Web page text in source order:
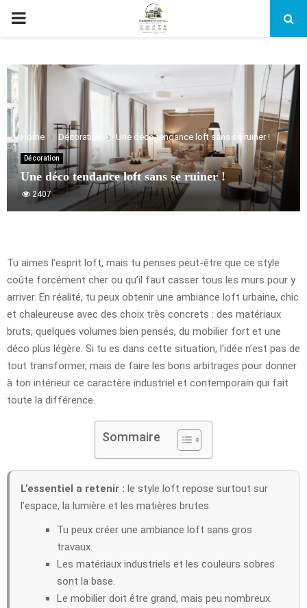
PRIMARY
Home Décoration Une déco tendance loft sans se ruiner !
Décoration
Une déco tendance loft sans se ruiner !
2407
Tu aimes l’esprit loft, mais tu penses peut-être que ce style
coûte forcément cher ou qu’il faut casser tous les murs pour y
arriver. En réalité, tu peux obtenir une ambiance loft urbaine, chic
et chaleureuse avec des choix très concrets : des matériaux
bruts, quelques volumes bien pensés, du mobilier fort et une
déco plus légère. Si tu es dans cette situation, l’idée n’est pas de
tout transformer, mais de faire les bons arbitrages pour donner
à ton intérieur ce caractère industriel et contemporain qui fait
toute la différence.
Sommaire
L’essentiel a retenir : le style loft repose surtout sur
l’espace, la lumière et les matières brutes.
Tu peux créer une ambiance loft sans gros
travaux.
Les matériaux industriels et les couleurs sobres
sont la base.
Le mobilier doit être grand, mais peu nombreux.